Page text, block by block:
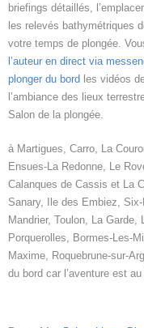
briefings détaillés,
les relevés bathymétriques
votre temps de plongée.
l’auteur en direct via
plonger du bord les vidéos
l’ambiance des lieux
Salon de la plongée.
à Martigues, Carro, La
Ensues-La Redonne, Le
Calanques de Cassis et La
Sanary, Ile des Embiez,
Mandrier, Toulon, La
Porquerolles, Bormes-Les-
Maxime, Roquebrune-sur-
du bord car l’aventure est